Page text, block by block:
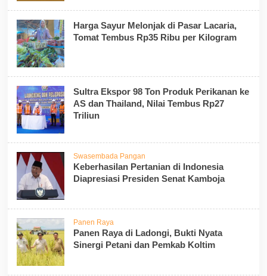
Harga Sayur Melonjak di Pasar Lacaria,
Tomat Tembus Rp35 Ribu per Kilogram
Sultra Ekspor 98 Ton Produk Perikanan ke
AS dan Thailand, Nilai Tembus Rp27
Triliun
Swasembada Pangan
Keberhasilan Pertanian di Indonesia
Diapresiasi Presiden Senat Kamboja
Panen Raya
Panen Raya di Ladongi, Bukti Nyata
Sinergi Petani dan Pemkab Koltim